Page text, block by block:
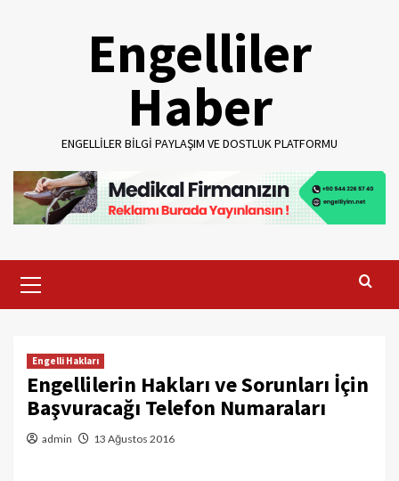
Engelliler
Haber
ENGELLILER BILGI PAYLAŞIM VE DOSTLUK PLATFORMU
Menu
Engelli Hakları
Engellilerin Hakları ve Sorunları İçin
Başvuracağı Telefon Numaraları
admin 13 Ağustos 2016